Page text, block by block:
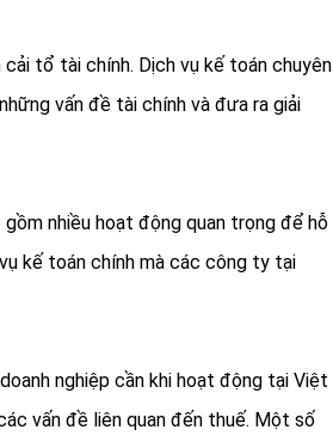
tổ tài chính. Dịch vụ kế toán chuyên
vấn đề tài chính và đưa ra giải
nhiều hoạt động quan trọng để hỗ
kế toán chính mà các công ty tại
nghiệp cần khi hoạt động tại Việt
vấn đề liên quan đến thuế. Một số